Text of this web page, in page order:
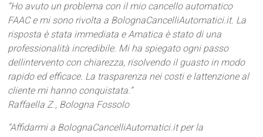
“Ho avuto un problema con il mio cancello automatico
FAAC e mi sono rivolta a BolognaCancelliAutomatici.it. La
risposta è stata immediata e Amatica è stato di una
professionalità incredibile. Mi ha spiegato ogni passo
dellintervento con chiarezza, risolvendo il guasto in modo
rapido ed efficace. La trasparenza nei costi e lattenzione al
cliente mi hanno conquistata.”
Raffaella Z., Bologna Fossolo
“Affidarmi a BolognaCancelliAutomatici.it per la